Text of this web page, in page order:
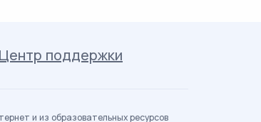
Центр поддержки
и из образовательных ресурсов